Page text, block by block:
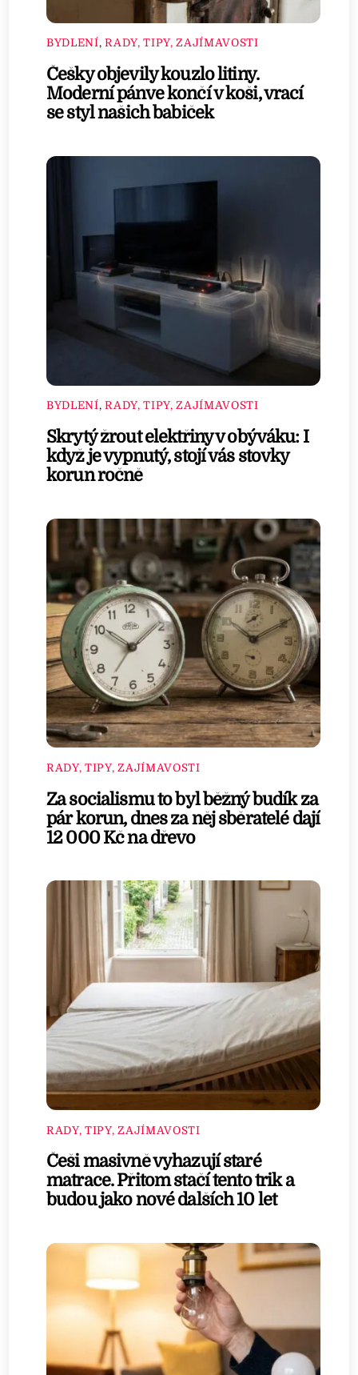
BYDLENÍ,RADY, TIPY, ZAJÍMAVOSTI
Češky objevily kouzlo litiny.
Moderní pánve končí v koši, vrací
se styl našich babiček
BYDLENÍ,RADY, TIPY, ZAJÍMAVOSTI
Skrytý žrout elektřiny v obýváku: I
když je vypnutý, stojí vás stovky
korun ročně
RADY, TIPY, ZAJÍMAVOSTI
Za socialismu to byl běžný budík za
pár korun, dnes za něj sběratelé dají
12 000 Kč na dřevo
RADY, TIPY, ZAJÍMAVOSTI
Češi masivně vyhazují staré
matrace. Přitom stačí tento trik a
budou jako nové dalších 10 let